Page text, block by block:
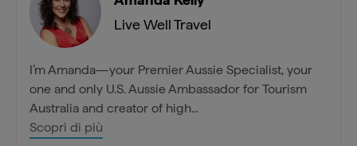
Live Well Travel
I’m Amanda—your Premier Aussie Specialist, your
one and only U.S. Aussie Ambassador for Tourism
Australia and creator of high...
Scopri di più